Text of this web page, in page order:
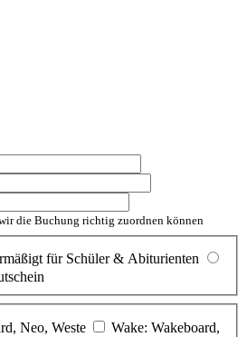
die Buchung richtig zuordnen können
für Schüler & Abiturienten
Neo, Weste
Wake: Wakeboard,